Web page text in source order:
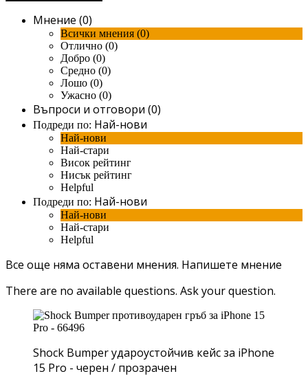
Мнение (0)
Всички мнения (0)
Отлично (0)
Добро (0)
Средно (0)
Лошо (0)
Ужасно (0)
Въпроси и отговори (0)
Подреди по: Най-нови
Най-нови
Най-стари
Висок рейтинг
Нисък рейтинг
Helpful
Подреди по: Най-нови
Най-нови
Най-стари
Helpful
Все още няма оставени мнения. Напишете мнение
There are no available questions. Ask your question.
Shock Bumper удароустойчив кейс за iPhone
15 Pro - черен / прозрачен